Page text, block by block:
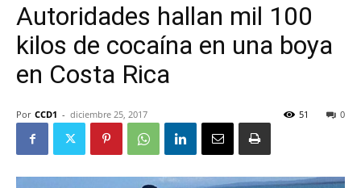
Claras
Autoridades hallan mil 100
kilos de cocaína en una boya
en Costa Rica
Por CCD1 - diciembre 25, 2017 0
51